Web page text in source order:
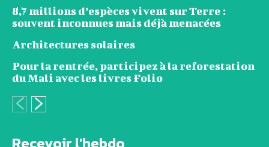
8,7 millions d’espèces vivent sur Terre :
souvent inconnues mais déjà menacées
Architectures solaires
Pour la rentrée, participez à la reforestation
du Mali avec les livres Folio